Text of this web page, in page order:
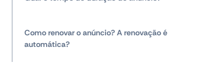
Como renovar o anúncio? A renovação é
automática?